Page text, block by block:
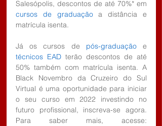
cursos de graduação a distância e
matrícula isenta.
Já os cursos de pós-graduação
técnicos EAD terão descontos de até
50% também com matrícula isenta. A
Black Novembro da Cruzeiro do Sul
Virtual é uma oportunidade para iniciar
o seu curso em 2022 investindo no
futuro profissional, inscreva-se agora.